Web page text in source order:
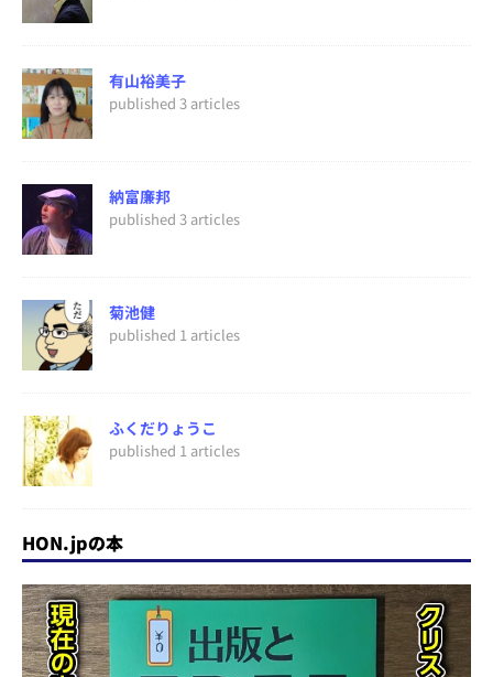
有山裕美子
published 3 articles
納富廉邦
published 3 articles
菊池健
published 1 articles
ふくだりょうこ
published 1 articles
HON.jpの本